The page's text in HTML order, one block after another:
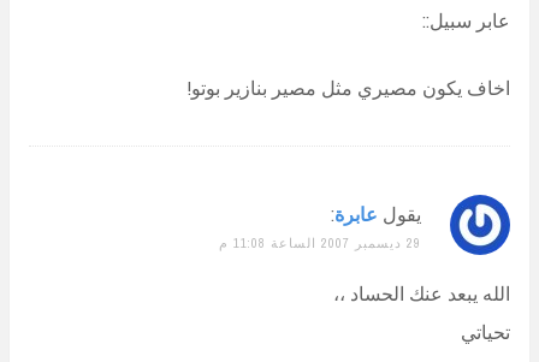
عابر سبيل::
اخاف يكون مصيري مثل مصير بنازير بوتو!
يقول عابرة:
29 ديسمبر 2007 الساعة 11:08 م
الله يبعد عنك الحساد ،،
تحياتي